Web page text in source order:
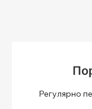
Регулярно